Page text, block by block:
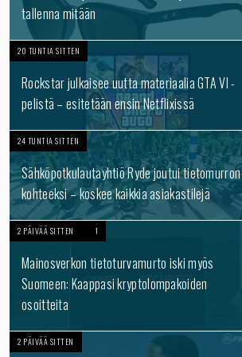
tallenna mitään
20 TUNTIA SITTEN
Rockstar julkaisee uutta materiaalia GTA VI -
pelistä – esitetään ensin Netflixissä
24 TUNTIA SITTEN
Sähköpotkulautayhtiö Ryde joutui tietomurron
kohteeksi – koskee kaikkia asiakastilejä
2 PÄIVÄÄ SITTEN 1
Mainosverkon tietoturvamurto iski myös
Suomeen: Kaappasi kryptolompakoiden
osoitteita
2 PÄIVÄÄ SITTEN